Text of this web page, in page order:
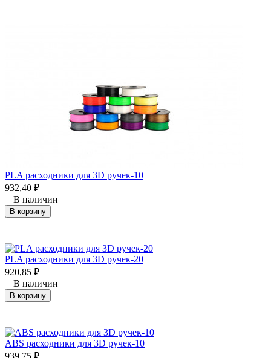
PLA расходники для 3D ручек-10
932,40 ₽
В наличии
В корзину
PLA расходники для 3D ручек-20
920,85 ₽
В наличии
В корзину
ABS расходники для 3D ручек-10
939,75 ₽